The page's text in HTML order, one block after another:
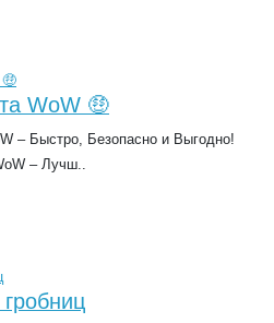
WoW 🤑
– Быстро, Безопасно и Выгодно!
– Лучш..